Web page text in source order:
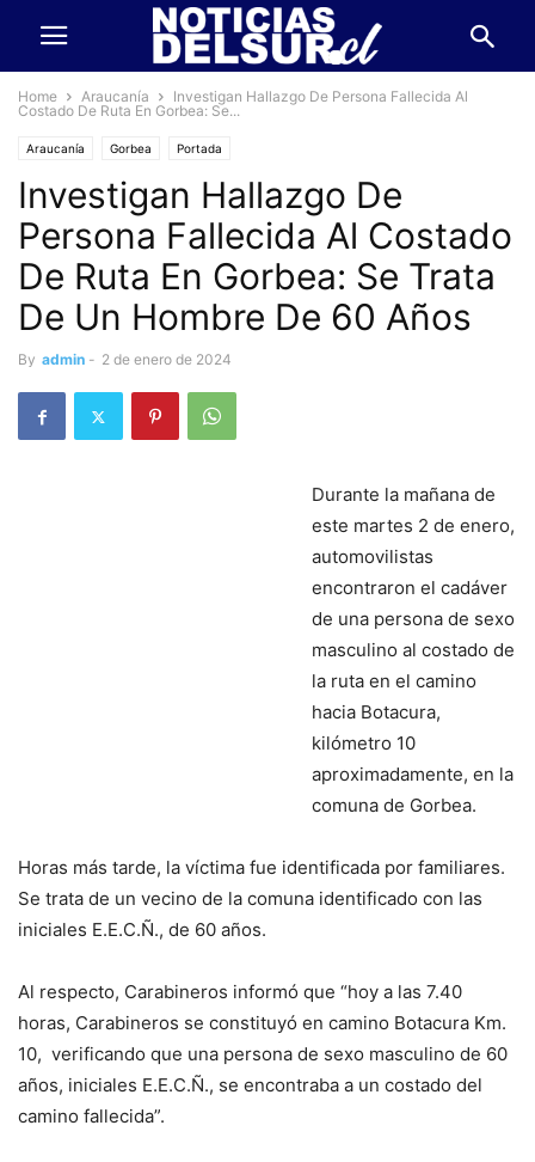
Home Araucanía
Investigan Hallazgo De Persona Fallecida Al
Costado De Ruta En Gorbea: Se...
Araucanía Gorbea Portada
Investigan Hallazgo De
Persona Fallecida Al Costado
De Ruta En Gorbea: Se Trata
De Un Hombre De 60 Años
By admin - 2 de enero de 2024
Durante la mañana de
este martes 2 de enero,
automovilistas
encontraron el cadáver
de una persona de sexo
masculino al costado de
la ruta en el camino
hacia Botacura,
kilómetro 10
aproximadamente, en la
comuna de Gorbea.
Horas más tarde, la víctima fue identificada por familiares.
Se trata de un vecino de la comuna identificado con las
iniciales E.E.C.Ñ., de 60 años.
Al respecto, Carabineros informó que “hoy a las 7.40
horas, Carabineros se constituyó en camino Botacura Km.
10, verificando que una persona de sexo masculino de 60
años, iniciales E.E.C.Ñ., se encontraba a un costado del
camino fallecida”.